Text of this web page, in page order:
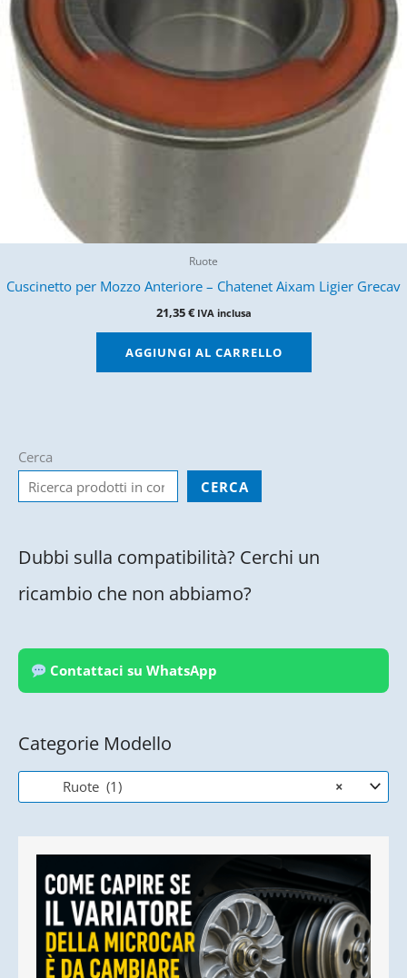
Ruote
Cuscinetto per Mozzo Anteriore – Chatenet Aixam Ligier Grecav
21,35€ IVA inclusa
AGGIUNGI AL CARRELLO
Cerca
CERCA
Dubbi sulla compatibilità? Cerchi un
ricambio che non abbiamo?
Contattaci su WhatsApp
Categorie Modello
×
Ruote (1)